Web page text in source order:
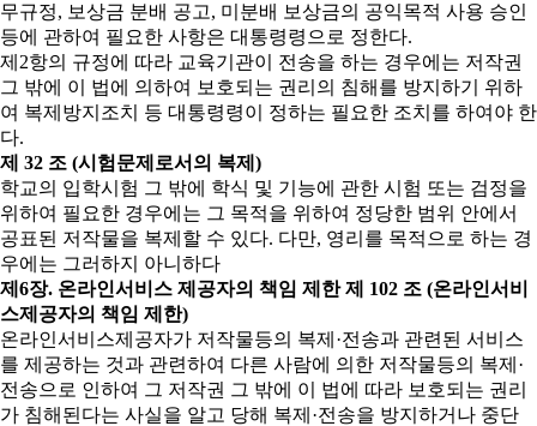
무규정, 보상금 분배 공고, 미분배 보상금의 공익목적 사용 승인
등에 관하여 필요한 사항은 대통령령으로 정한다.
제2항의 규정에 따라 교육기관이 전송을 하는 경우에는 저작권
그 밖에 이 법에 의하여 보호되는 권리의 침해를 방지하기 위하
여 복제방지조치 등 대통령령이 정하는 필요한 조치를 하여야 한
다.
제 32 조 (시험문제로서의 복제)
학교의 입학시험 그 밖에 학식 및 기능에 관한 시험 또는 검정을
위하여 필요한 경우에는 그 목적을 위하여 정당한 범위 안에서
공표된 저작물을 복제할 수 있다. 다만, 영리를 목적으로 하는 경
우에는 그러하지 아니하다
제6장. 온라인서비스 제공자의 책임 제한 제 102 조 (온라인서비
스제공자의 책임 제한)
온라인서비스제공자가 저작물등의 복제·전송과 관련된 서비스
를 제공하는 것과 관련하여 다른 사람에 의한 저작물등의 복제·
전송으로 인하여 그 저작권 그 밖에 이 법에 따라 보호되는 권리
가 침해된다는 사실을 알고 당해 복제·전송을 방지하거나 중단